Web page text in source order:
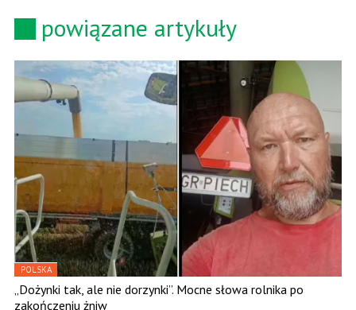
powiązane artykuły
POLSKA
„Dożynki tak, ale nie dorzynki”. Mocne słowa rolnika po
zakończeniu żniw